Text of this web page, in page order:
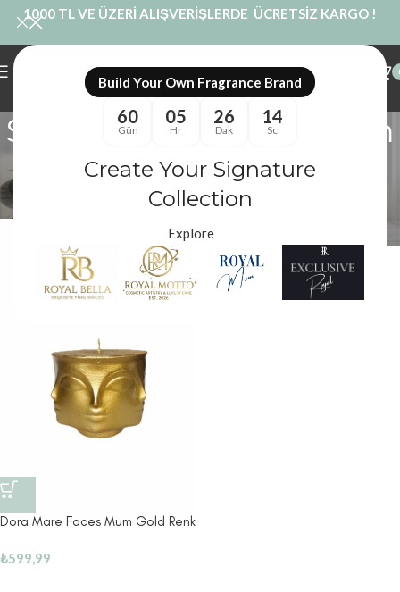
Build Your Own Fragrance Brand
60
Gün
05
Hr
26
Dak
14
Sc
Create Your Signature
Collection
Explore
1000 TL VE ÜZERİ ALIŞVERİŞLERDE ÜCRETSİZ KARGO !
Sanatsal Dekoratif Mum
Royal Mum
Ürünler “Sanatsal Dekoratif Mum” olarak etiketlendi
Dora Mare Faces Mum Gold Renk
₺599,99